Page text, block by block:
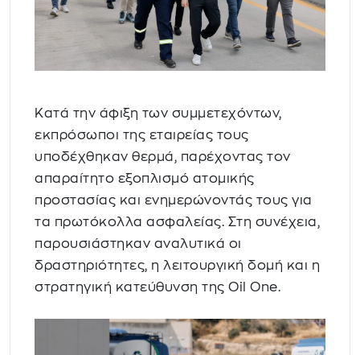
Κατά την άφιξη των συμμετεχόντων,
εκπρόσωποι της εταιρείας τους
υποδέχθηκαν θερμά, παρέχοντας τον
απαραίτητο εξοπλισμό ατομικής
προστασίας και ενημερώνοντάς τους για
τα πρωτόκολλα ασφαλείας. Στη συνέχεια,
παρουσιάστηκαν αναλυτικά οι
δραστηριότητες, η λειτουργική δομή και η
στρατηγική κατεύθυνση της Oil One.